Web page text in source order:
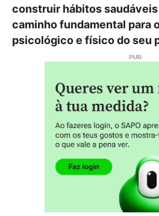
construir hábitos
caminho fundamental para
psicológico e físico do seu